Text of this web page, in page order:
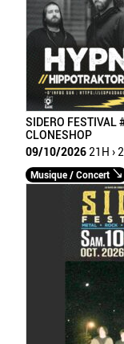
SIDERO FESTIVAL
CLONESHOP
09/10/2026 21H ›
Musique / Concert